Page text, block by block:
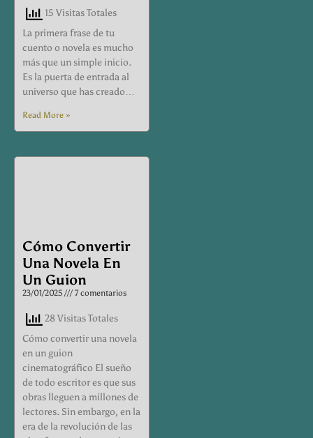
15 Visitas Totales
La primera frase de tu
cuento o novela es mucho
más que un simple inicio.
Es la puerta de entrada al
universo que has creado…
Read More »
Cómo Convertir
Una Novela En
Un Guion
23/01/2025 7 comentarios
28 Visitas Totales
Cómo convertir una novela
en un guion
cinematográfico El sueño
de todo escritor es que sus
obras lleguen a millones de
lectores. Sin embargo, en la
era de la revolución de las